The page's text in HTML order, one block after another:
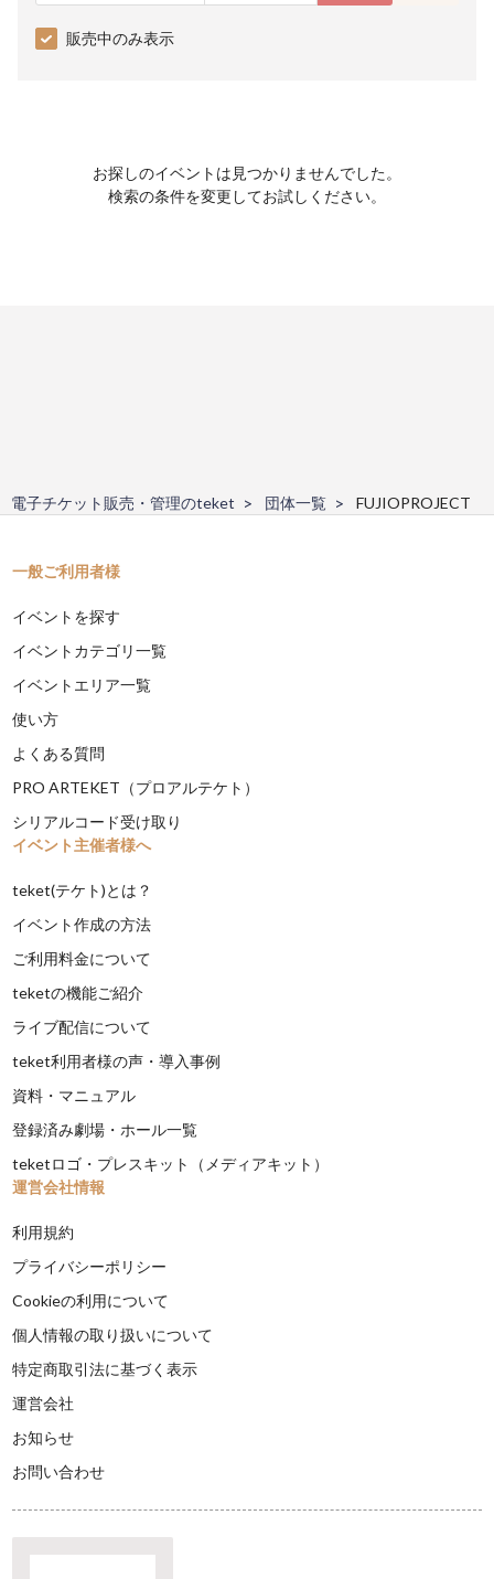
販売中のみ表示
お探しのイベントは見つかりませんでした。
検索の条件を変更してお試しください。
電子チケット販売・管理のteket 団体一覧 FUJIOPROJECT
一般ご利用者様
イベントを探す
イベントカテゴリ一覧
イベントエリア一覧
使い方
よくある質問
PRO ARTEKET（プロアルテケト）
シリアルコード受け取り
イベント主催者様へ
teket(テケト)とは？
イベント作成の方法
ご利用料金について
teketの機能ご紹介
ライブ配信について
teket利用者様の声・導入事例
資料・マニュアル
登録済み劇場・ホール一覧
teketロゴ・プレスキット（メディアキット）
運営会社情報
利用規約
プライバシーポリシー
Cookieの利用について
個人情報の取り扱いについて
特定商取引法に基づく表示
運営会社
お知らせ
お問い合わせ